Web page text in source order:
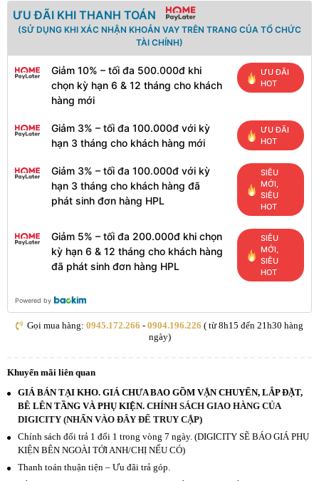
ƯU ĐÃI KHI THANH TOÁN
(SỬ DỤNG KHI XÁC NHẬN KHOẢN VAY TRÊN TRANG CỦA TỔ CHỨC
TÀI CHÍNH)
Giảm 10% – tối đa 500.000đ khi
chọn kỳ hạn 6 & 12 tháng cho khách
hàng mới
ƯU ĐÃI
HOT
Giảm 3% – tối đa 100.000đ với kỳ
hạn 3 tháng cho khách hàng mới
ƯU ĐÃI
HOT
Giảm 3% – tối đa 100.000đ với kỳ
hạn 3 tháng cho khách hàng đã
phát sinh đơn hàng HPL
SIÊU
MỚI,
SIÊU
HOT
Giảm 5% – tối đa 200.000đ khi chọn
kỳ hạn 6 & 12 tháng cho khách hàng
đã phát sinh đơn hàng HPL
SIÊU
MỚI,
SIÊU
HOT
Powered by
Gọi mua hàng: 0945.172.266 - 0904.196.226 ( từ 8h15 đến 21h30 hàng
ngày)
Khuyến mãi liên quan
GIÁ BÁN TẠI KHO. GIÁ CHƯA BAO GỒM VẬN CHUYỂN, LẮP ĐẶT,
BÊ LÊN TẦNG VÀ PHỤ KIỆN. CHÍNH SÁCH GIAO HÀNG CỦA
DIGICITY (NHẤN VÀO ĐÂY ĐỂ TRUY CẬP)
Chính sách đổi trả 1 đổi 1 trong vòng 7 ngày. (DIGICITY SẼ BÁO GIÁ PHỤ
KIỆN BÊN NGOÀI TỚI ANH/CHỊ NẾU CÓ)
Thanh toán thuận tiện – Ưu đãi trả góp.